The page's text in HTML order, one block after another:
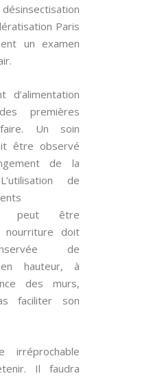
Paris
un examen
d’alimentation
premières
Un soin
être observé
de la
de
peut être
nourriture doit
de
hauteur, à
des murs,
faciliter son
irréprochable
Il faudra